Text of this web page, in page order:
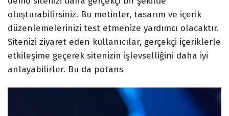
oluşturabilirsiniz. Bu metinler, tasarım ve içerik
düzenlemelerinizi test etmenize yardımcı olacaktır.
Sitenizi ziyaret eden kullanıcılar, gerçekçi içeriklerle
etkileşime geçerek sitenizin işlevselliğini daha iyi
anlayabilirler. Bu da potans